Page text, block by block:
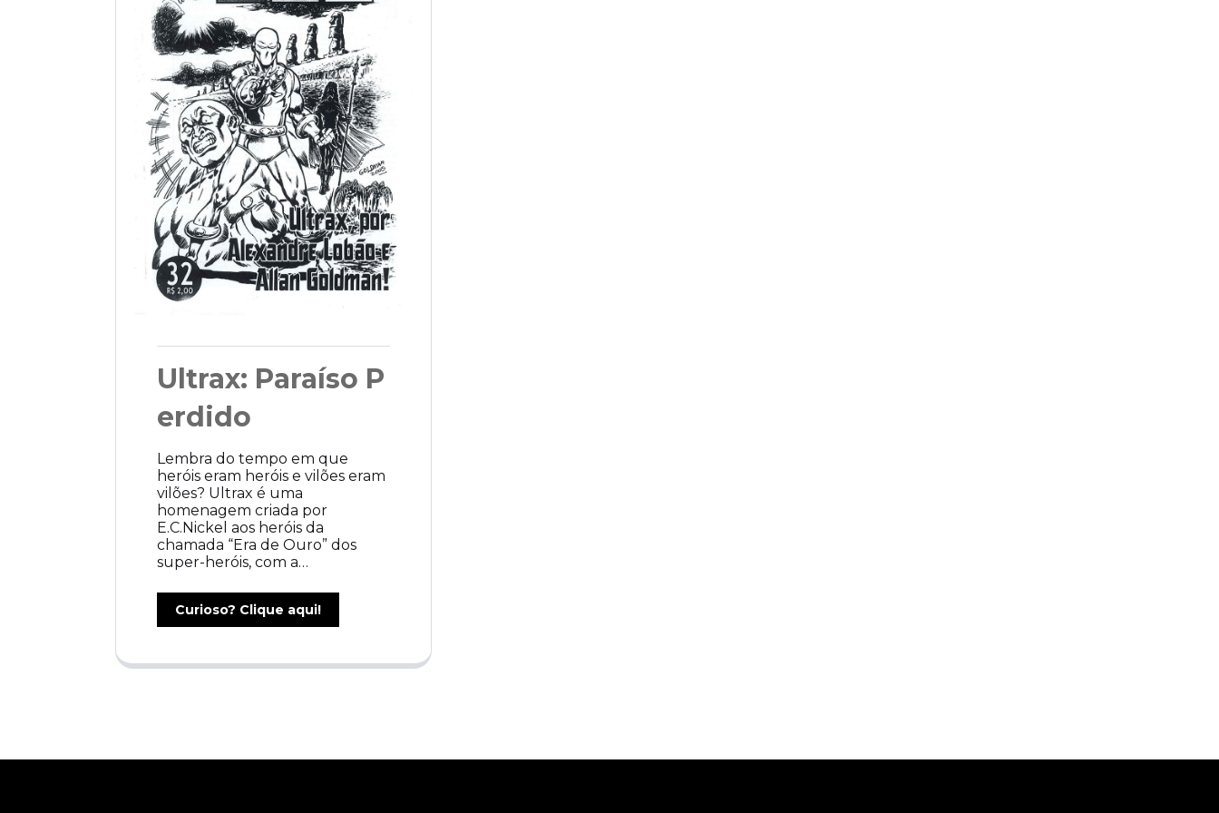
Ultrax: Paraíso P
erdido
Lembra do tempo em que
heróis eram heróis e vilões eram
vilões? Ultrax é uma
homenagem criada por
E.C.Nickel aos heróis da
chamada “Era de Ouro” dos
super-heróis, com a…
Curioso? Clique aqui!